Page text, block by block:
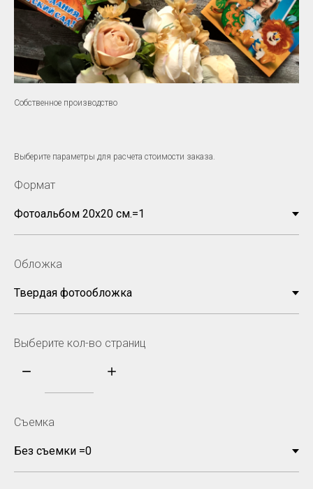
Собственное производство
Выберите параметры для расчета стоимости заказа.
Формат
Обложка
Выберите кол-во страниц
Съемка